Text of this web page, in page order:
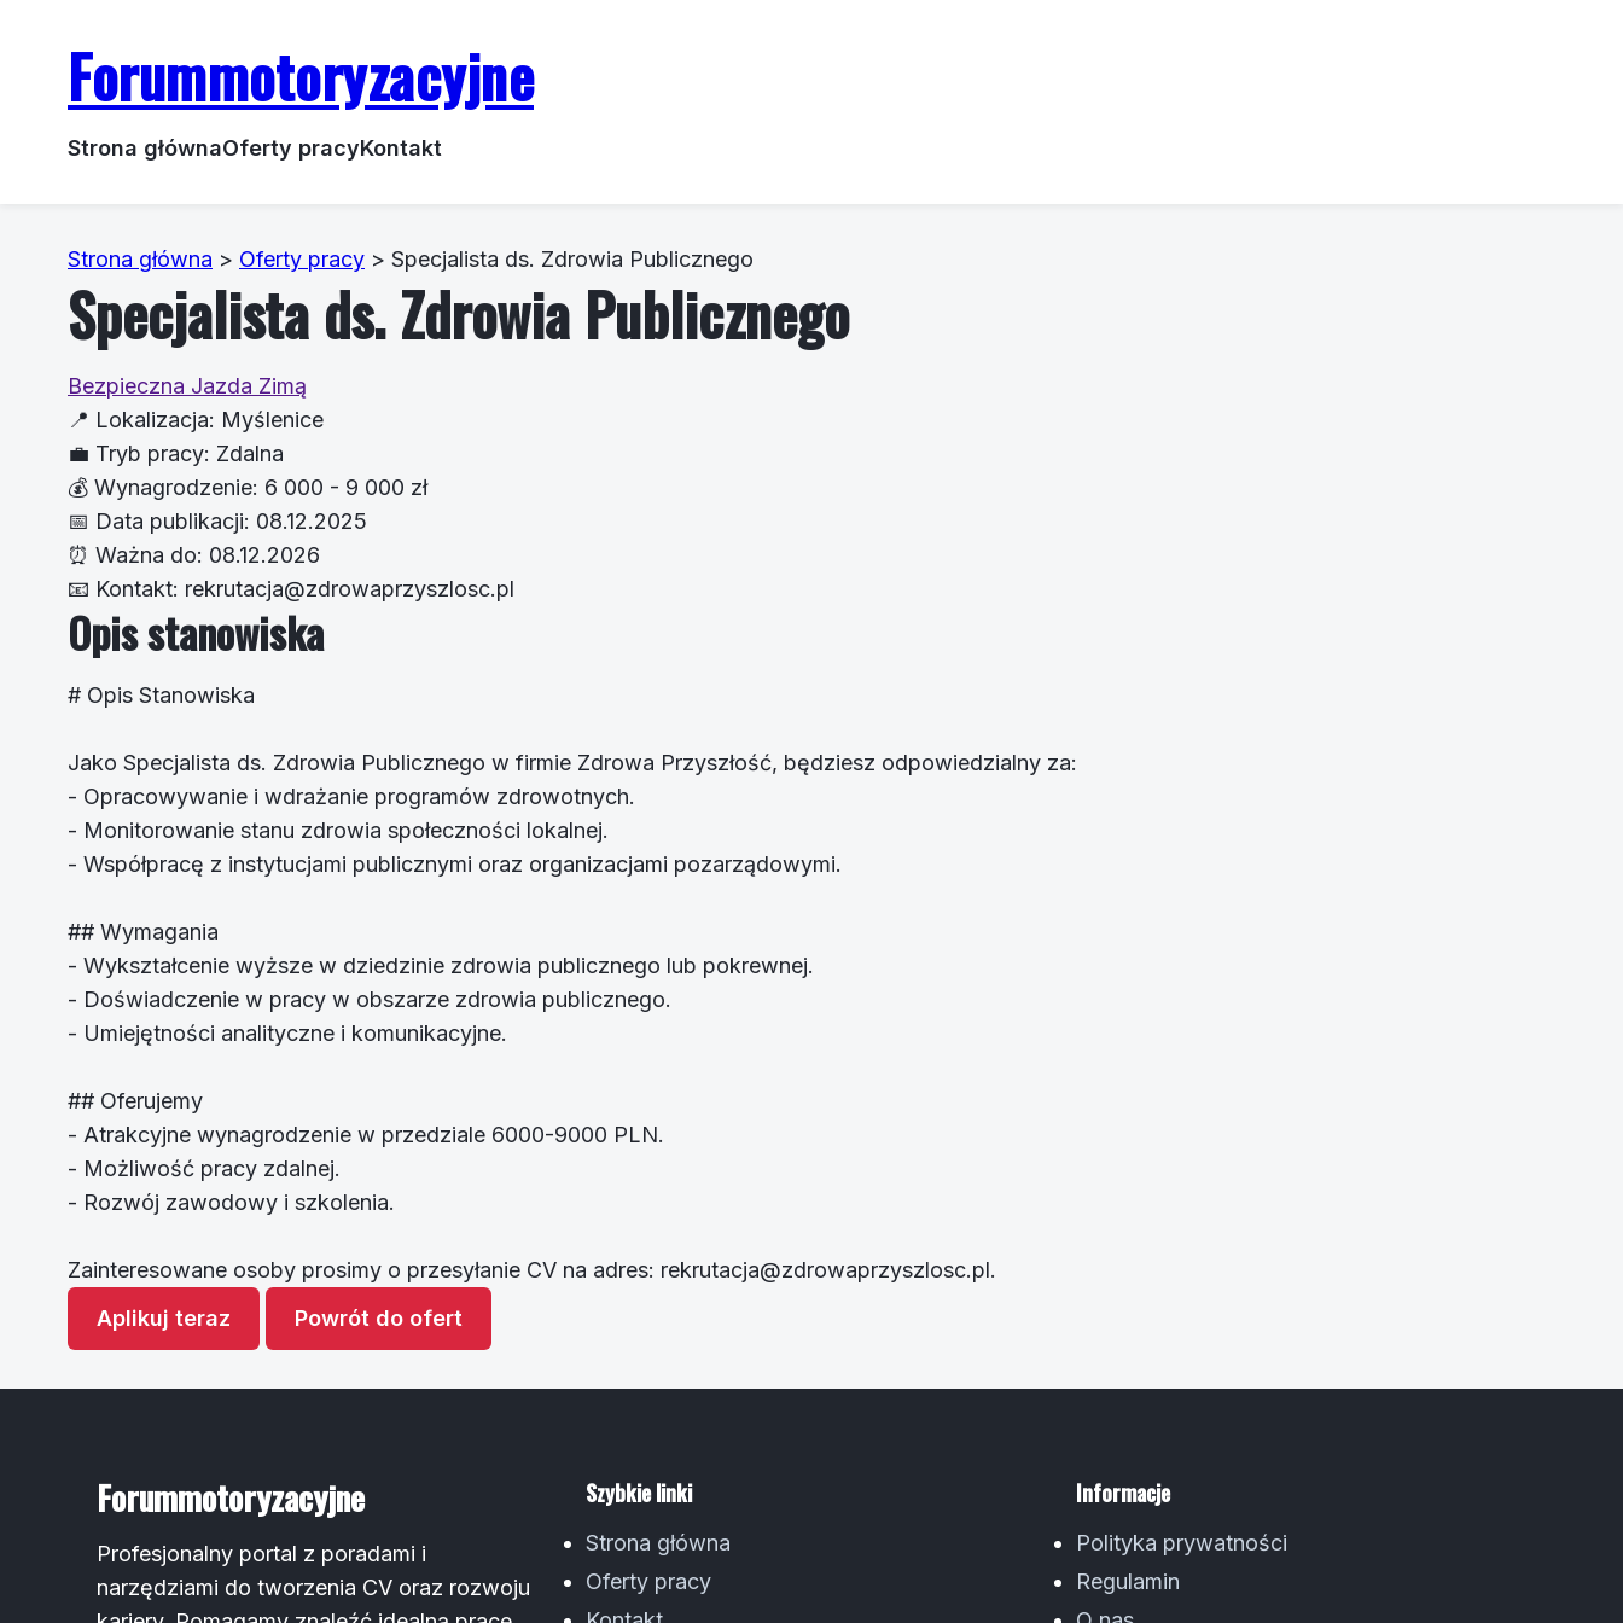
Forummotoryzacyjne
Strona głównaOferty pracyKontakt
Strona główna > Oferty pracy > Specjalista ds. Zdrowia Publicznego
Specjalista ds. Zdrowia Publicznego
Bezpieczna Jazda Zimą
📍 Lokalizacja: Myślenice
💼 Tryb pracy: Zdalna
💰 Wynagrodzenie: 6 000 - 9 000 zł
📅 Data publikacji: 08.12.2025
⏰ Ważna do: 08.12.2026
📧 Kontakt: rekrutacja@zdrowaprzyszlosc.pl
Opis stanowiska
# Opis Stanowiska
Jako Specjalista ds. Zdrowia Publicznego w firmie Zdrowa Przyszłość, będziesz odpowiedzialny za:
- Opracowywanie i wdrażanie programów zdrowotnych.
- Monitorowanie stanu zdrowia społeczności lokalnej.
- Współpracę z instytucjami publicznymi oraz organizacjami pozarządowymi.
## Wymagania
- Wykształcenie wyższe w dziedzinie zdrowia publicznego lub pokrewnej.
- Doświadczenie w pracy w obszarze zdrowia publicznego.
- Umiejętności analityczne i komunikacyjne.
## Oferujemy
- Atrakcyjne wynagrodzenie w przedziale 6000-9000 PLN.
- Możliwość pracy zdalnej.
- Rozwój zawodowy i szkolenia.
Zainteresowane osoby prosimy o przesyłanie CV na adres: rekrutacja@zdrowaprzyszlosc.pl.
Aplikuj teraz
Powrót do ofert
Forummotoryzacyjne
Profesjonalny portal z poradami i
narzędziami do tworzenia CV oraz rozwoju
Szybkie linki
Strona główna
Oferty pracy
Informacje
Polityka prywatności
Regulamin